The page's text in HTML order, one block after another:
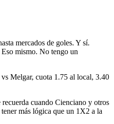
mercados de goles. Y sí.
mismo. No tengo un
Melgar, cuota 1.75 al local, 3.40
cuando Cienciano y otros
más lógica que un 1X2 a la